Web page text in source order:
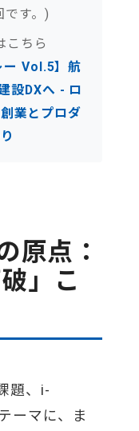
です。)
こちら
ー Vol.5】航
設DXへ - ロ
業とプロダ
原点：
」こ
題、i-
ーマに、ま